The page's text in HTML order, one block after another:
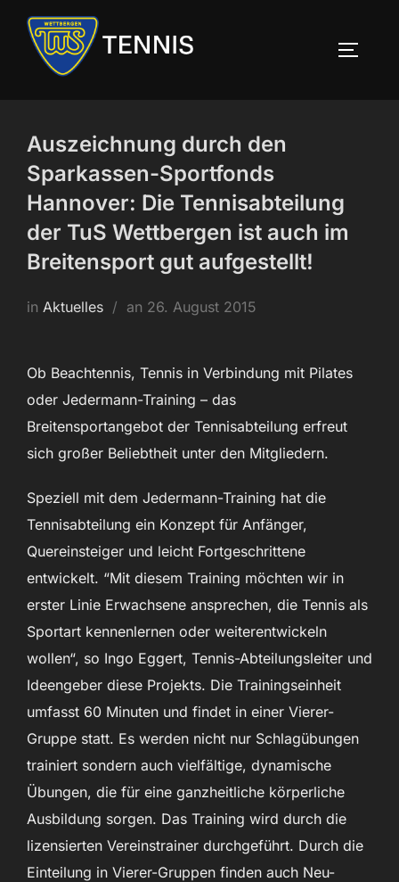
Inhalt
springen
Auszeichnung durch den
Sparkassen-Sportfonds
Hannover: Die Tennisabteilung
der TuS Wettbergen ist auch im
Breitensport gut aufgestellt!
in Aktuelles an Veröffentlicht
26. August 2015
Ob Beachtennis, Tennis in Verbindung mit Pilates
oder Jedermann-Training – das
Breitensportangebot der Tennisabteilung erfreut
sich großer Beliebtheit unter den Mitgliedern.
Speziell mit dem Jedermann-Training hat die
Tennisabteilung ein Konzept für Anfänger,
Quereinsteiger und leicht Fortgeschrittene
entwickelt. “Mit diesem Training möchten wir in
erster Linie Erwachsene ansprechen, die Tennis als
Sportart kennenlernen oder weiterentwickeln
wollen“, so Ingo Eggert, Tennis-Abteilungsleiter und
Ideengeber diese Projekts. Die Trainingseinheit
umfasst 60 Minuten und findet in einer Vierer-
Gruppe statt. Es werden nicht nur Schlagübungen
trainiert sondern auch vielfältige, dynamische
Übungen, die für eine ganzheitliche körperliche
Ausbildung sorgen. Das Training wird durch die
lizensierten Vereinstrainer durchgeführt. Durch die
Einteilung in Vierer-Gruppen finden auch Neu-